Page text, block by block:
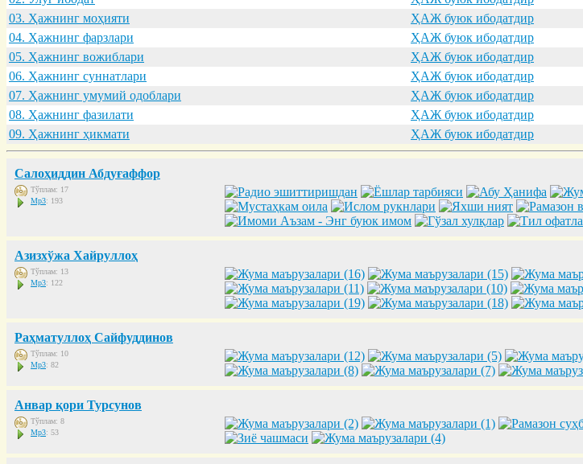
03. Ҳaжнинг моҳияти
ҲАЖ буюк ибодатдир
04. Ҳaжнинг фaрзлaри
ҲАЖ буюк ибодатдир
05. Ҳaжнинг вожиблaри
ҲАЖ буюк ибодатдир
06. Ҳaжнинг суннaтлaри
ҲАЖ буюк ибодатдир
07. Ҳaжнинг умумий одоблaри
ҲАЖ буюк ибодатдир
08. Ҳaжнинг фaзилaти
ҲАЖ буюк ибодатдир
09. Ҳaжнинг ҳикмaти
ҲАЖ буюк ибодатдир
Салоҳиддин Абдуғаффор
Тўплам: 17
Mp3: 193
Азизхўжа Хайруллоҳ
Тўплам: 13
Mp3: 122
Раҳматуллоҳ Сайфуддинов
Тўплам: 10
Mp3: 82
Анвар қори Турсунов
Тўплам: 8
Mp3: 53